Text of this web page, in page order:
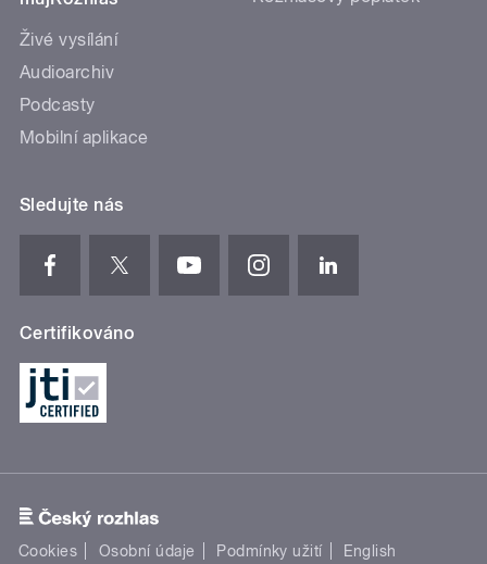
Živé vysílání
Audioarchiv
Podcasty
Mobilní aplikace
Sledujte nás
Certifikováno
Cookies Osobní údaje Podmínky užití English